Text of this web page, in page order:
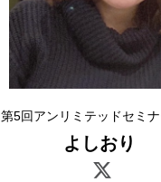
第5回アンリミテッドセミ
よしおり